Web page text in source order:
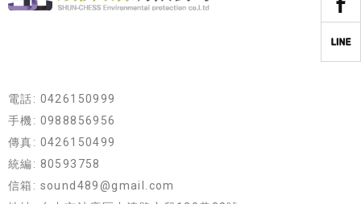
電話: 0426150999
手機: 0988856956
傳真: 0426150499
統編: 80593758
信箱: sound489@gmail.com